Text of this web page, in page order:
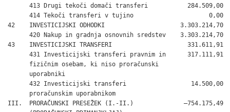
      413 Drugi tekoči domači transferi           284.509,00
      414 Tekoči transferi v tujino                     0,00
42    INVESTICIJSKI ODHODKI                     3.303.214,70
      420 Nakup in gradnja osnovnih sredstev    3.303.214,70
43    INVESTICIJSKI TRANSFERI                     331.611,91
      431 Investicijski transferi pravnim in      317.111,91
      fizičnim osebam, ki niso proračunski
      uporabniki
      432 Investicijski transferi                  14.500,00
      proračunskim uporabnikom
III.  PRORAČUNSKI PRESEŽEK (I.-II.)              –754.175,49